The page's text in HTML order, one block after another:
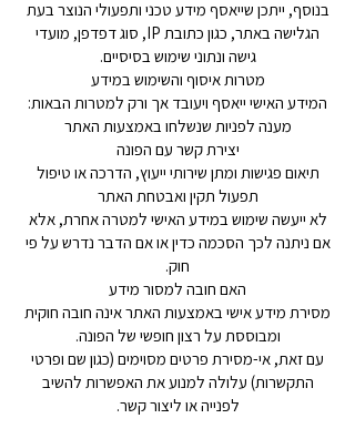
בנוסף, ייתכן שייאסף מידע טכני ותפעולי הנוצר בעת
הגלישה באתר, כגון כתובת IP, סוג דפדפן, מועדי
גישה ונתוני שימוש בסיסיים.
מטרות איסוף והשימוש במידע
המידע האישי ייאסף ויעובד אך ורק למטרות הבאות:
מענה לפניות שנשלחו באמצעות האתר
יצירת קשר עם הפונה
תיאום פגישות ומתן שירותי ייעוץ, הדרכה או טיפול
תפעול תקין ואבטחת האתר
לא ייעשה שימוש במידע האישי למטרה אחרת, אלא
אם ניתנה לכך הסכמה כדין או אם הדבר נדרש על פי
חוק.
האם חובה למסור מידע
מסירת מידע אישי באמצעות האתר אינה חובה חוקית
ומבוססת על רצון חופשי של הפונה.
עם זאת, אי-מסירת פרטים מסוימים (כגון שם ופרטי
התקשרות) עלולה למנוע את האפשרות להשיב
לפנייה או ליצור קשר.